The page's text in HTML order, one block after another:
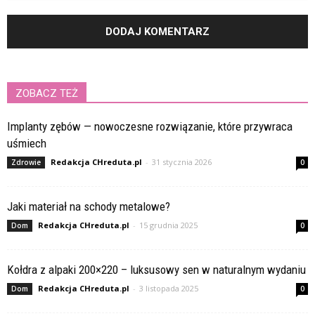
ZOBACZ TEŻ
Implanty zębów — nowoczesne rozwiązanie, które przywraca
uśmiech
Zdrowie Redakcja CHreduta.pl - 31 stycznia 2026 0
Jaki materiał na schody metalowe?
Dom Redakcja CHreduta.pl - 15 grudnia 2025 0
Kołdra z alpaki 200×220 – luksusowy sen w naturalnym wydaniu
Dom Redakcja CHreduta.pl - 3 listopada 2025 0